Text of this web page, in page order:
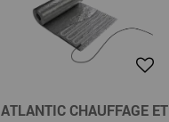
ATLANTIC CHAUFFAGE ET